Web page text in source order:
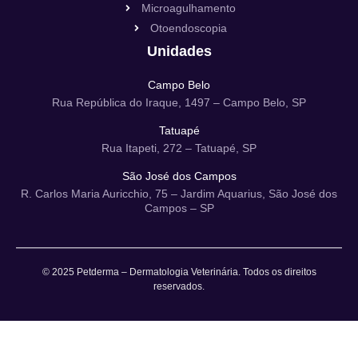
Microagulhamento
Otoendoscopia
Unidades
Campo Belo
Rua República do Iraque, 1497 – Campo Belo, SP
Tatuapé
Rua Itapeti, 272 – Tatuapé, SP
São José dos Campos
R. Carlos Maria Auricchio, 75 – Jardim Aquarius, São José dos
Campos – SP
© 2025 Petderma – Dermatologia Veterinária. Todos os direitos
reservados.